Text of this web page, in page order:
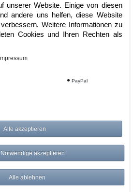
UVP 321,36 €309,00 €
unserer Website. Einige von diesen
andere uns helfen, diese Website
Weitere Informationen zu
Cookies und Ihren Rechten als
PayPal
Alle akzeptieren
akzeptieren
Alle ablehnen